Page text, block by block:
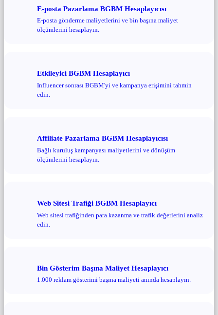
E-posta Pazarlama BGBM Hesaplayıcısı
E-posta gönderme maliyetlerini ve bin başına maliyet
ölçümlerini hesaplayın.
Etkileyici BGBM Hesaplayıcı
Influencer sonrası BGBM'yi ve kampanya erişimini tahmin
edin.
Affiliate Pazarlama BGBM Hesaplayıcısı
Bağlı kuruluş kampanyası maliyetlerini ve dönüşüm
ölçümlerini hesaplayın.
Web Sitesi Trafiği BGBM Hesaplayıcı
Web sitesi trafiğinden para kazanma ve trafik değerlerini analiz
edin.
Bin Gösterim Başına Maliyet Hesaplayıcı
1.000 reklam gösterimi başına maliyeti anında hesaplayın.